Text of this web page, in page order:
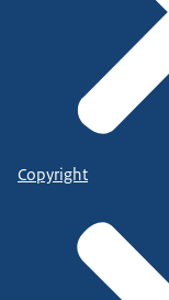
Copyright